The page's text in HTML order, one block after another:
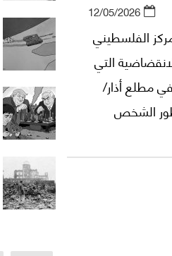
12/05/2026
الفلسطيني
التي
مطلع أذار/
الشخص
الكلفة يضغط